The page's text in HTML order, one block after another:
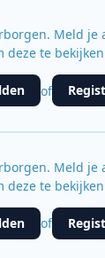
Meld je
deze te
of
Meld je
deze te
of